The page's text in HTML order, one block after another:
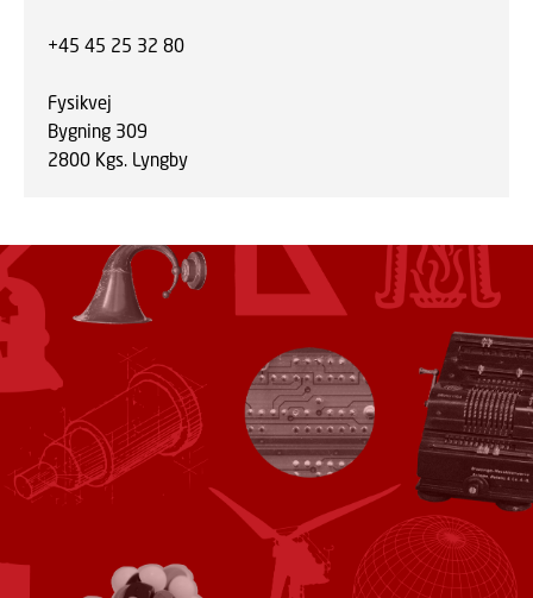
+45 45 25 32 80
Fysikvej
Bygning 309
2800 Kgs. Lyngby